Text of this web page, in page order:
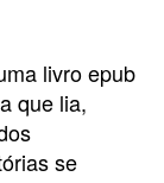
livro epub
que lia,
se